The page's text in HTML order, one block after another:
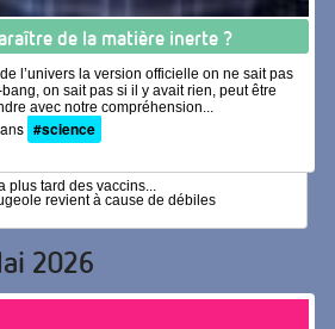
de la matière inerte ?
l’univers la version officielle on ne sait pas
on sait pas si il y avait rien, peut être
avec notre compréhension...
#science
plus tard des vaccins...
revient à cause de débiles
2026